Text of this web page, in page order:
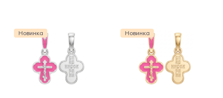
Новинка Новинка